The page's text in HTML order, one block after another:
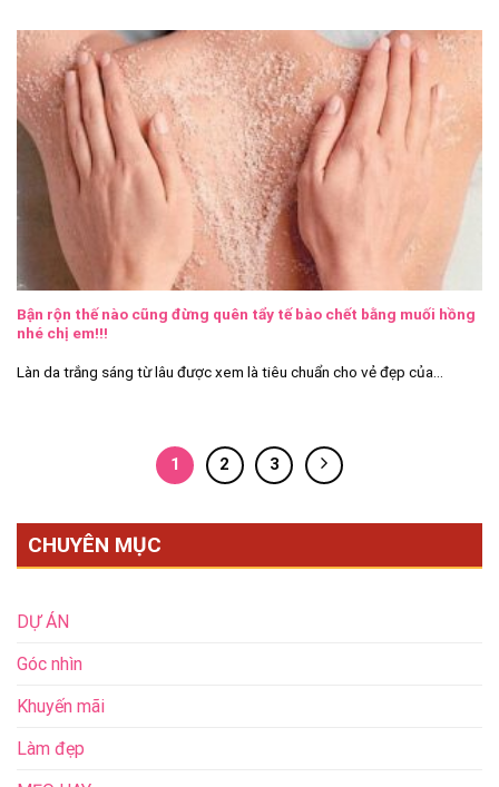
Bận rộn thế nào cũng đừng quên tẩy tế bào chết bằng muối hồng
nhé chị em!!!
Làn da trắng sáng từ lâu được xem là tiêu chuẩn cho vẻ đẹp của...
1 2 3
CHUYÊN MỤC
DỰ ÁN
Góc nhìn
Khuyến mãi
Làm đẹp